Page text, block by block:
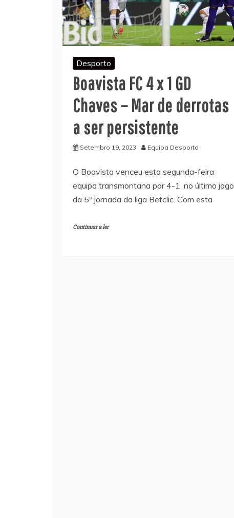
Desporto
Boavista FC 4 x 1 GD
Chaves – Mar de derrotas
a ser persistente
Setembro 19, 2023 Equipa Desporto
O Boavista venceu esta segunda-feira
equipa transmontana por 4-1, no último jogo
da 5º jornada da liga Betclic. Com esta
Continuar a ler